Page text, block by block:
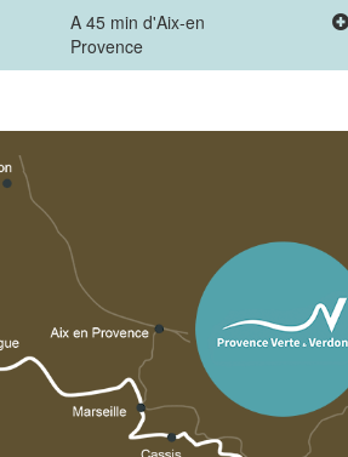
A 45 min d'Aix-en
Provence